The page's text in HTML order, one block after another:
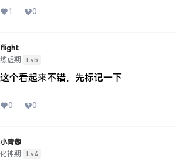
1 0
flight
练虚期
Lv5
这个看起来不错，先标记一下
0 0
小青葱
化神期
Lv4